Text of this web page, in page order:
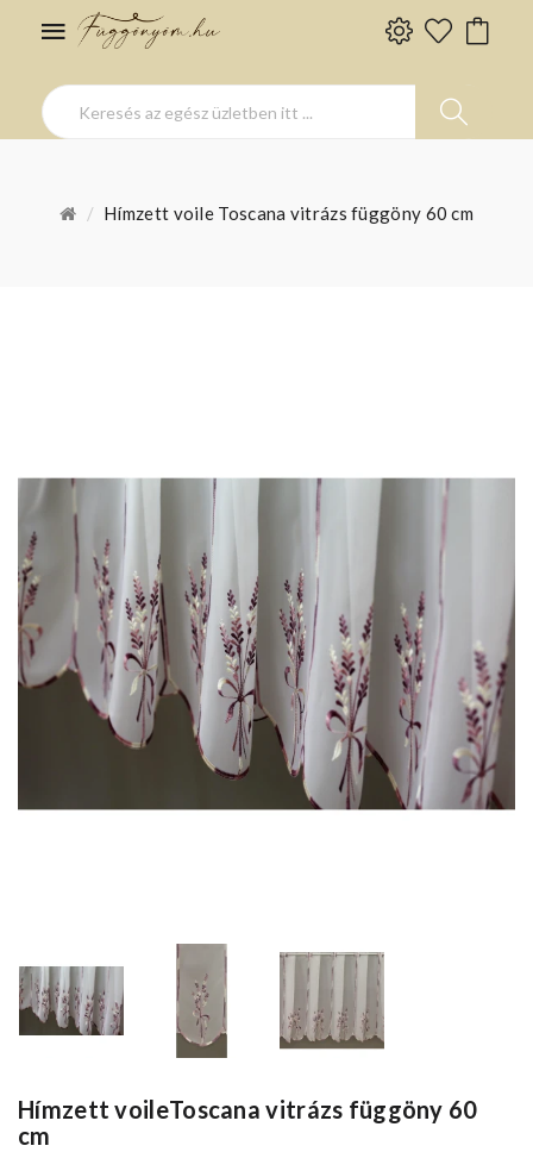
Hímzett voile Toscana vitrázs függöny 60 cm
Hímzett voileToscana vitrázs függöny 60
cm